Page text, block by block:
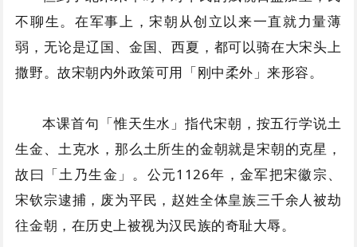
不聊生。在军事上，宋朝从创立以来一直就力量薄
弱，无论是辽国、金国、西夏，都可以骑在大宋头上
撒野。故宋朝内外政策可用「刚中柔外」来形容。
本课首句「惟天生水」指代宋朝，按五行学说土
生金、土克水，那么土所生的金朝就是宋朝的克星，
故曰「土乃生金」。公元1126年，金军把宋徽宗、
宋钦宗逮捕，废为平民，赵姓全体皇族三千余人被劫
往金朝，在历史上被视为汉民族的奇耻大辱。